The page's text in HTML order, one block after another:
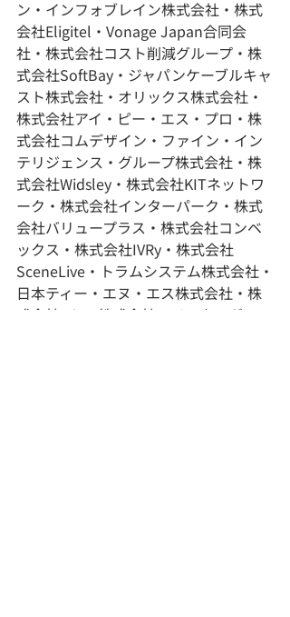
ン・インフォブレイン株式会社・株式
会社Eligitel・Vonage Japan合同会
社・株式会社コスト削減グループ・株
式会社SoftBay・ジャパンケーブルキャ
スト株式会社・オリックス株式会社・
株式会社アイ・ピー・エス・プロ・株
式会社コムデザイン・ファイン・イン
テリジェンス・グループ株式会社・株
式会社Widsley・株式会社KITネットワ
ーク・株式会社インターパーク・株式
会社バリュープラス・株式会社コンベ
ックス・株式会社IVRy・株式会社
SceneLive・トラムシステム株式会社・
日本ティー・エヌ・エス株式会社・株
式会社Wiz・株式会社ハイスタンダー